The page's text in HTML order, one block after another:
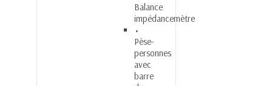
Balance
impédancemètre
Pèse-
personnes
avec
barre